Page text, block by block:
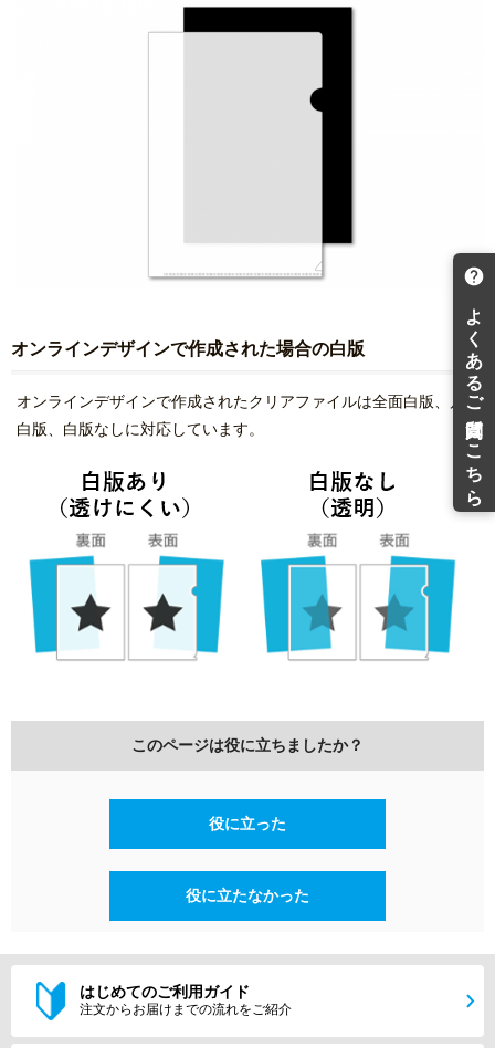
オンラインデザインで作成された場合の白版
オンラインデザインで作成されたクリアファイルは全面白版、片面
白版、白版なしに対応しています。
このページは役に立ちましたか？
役に立った
役に立たなかった
はじめてのご利用ガイド
注文からお届けまでの流れをご紹介